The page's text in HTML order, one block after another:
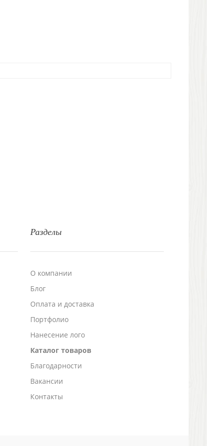
Разделы
О компании
Блог
Оплата и доставка
Портфолио
Нанесение лого
Каталог товаров
Благодарности
Вакансии
Контакты